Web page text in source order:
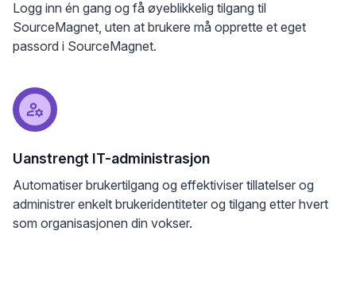
Logg inn én gang og få øyeblikkelig tilgang til
SourceMagnet, uten at brukere må opprette et eget
passord i SourceMagnet.
Uanstrengt IT-administrasjon
Automatiser brukertilgang og effektiviser tillatelser og
administrer enkelt brukeridentiteter og tilgang etter hvert
som organisasjonen din vokser.